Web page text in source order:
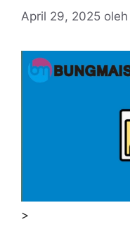
April 29, 2025 oleh
>